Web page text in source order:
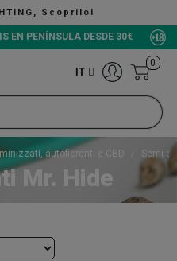
Scoprilo!
EN PENÍNSULA DESDE 30€
IT
0
autofiorenti e CBD Semi
Mr. Hide